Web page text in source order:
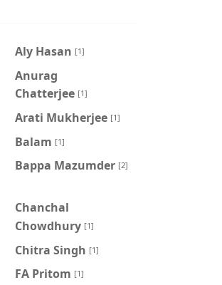
Aly Hasan [1]
Anurag
Chatterjee [1]
Arati Mukherjee [1]
Balam [1]
Bappa Mazumder [2]
Chanchal
Chowdhury [1]
Chitra Singh [1]
FA Pritom [1]